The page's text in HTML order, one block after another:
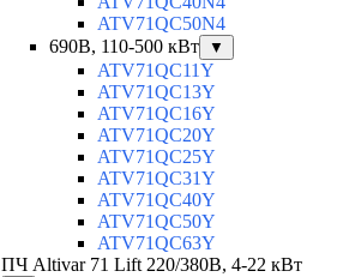
ATV71QC50N4
690В, 110-500 кВт
▼
ATV71QC11Y
ATV71QC13Y
ATV71QC16Y
ATV71QC20Y
ATV71QC25Y
ATV71QC31Y
ATV71QC40Y
ATV71QC50Y
ATV71QC63Y
ПЧ Altivar 71 Lift 220/380В, 4-22 кВт